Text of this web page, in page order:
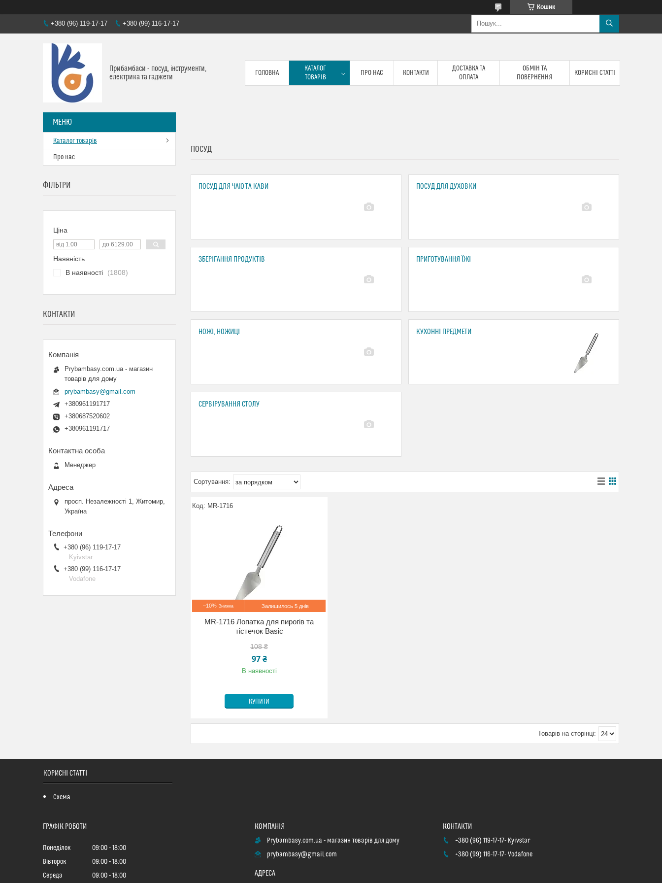
Кошик
+380 (96) 119-17-17 +380 (99) 116-17-17
Прибамбаси - посуд, інструменти,
електрика та гаджети
ГОЛОВНА
КАТАЛОГ
ТОВАРІВ
ПРО НАС КОНТАКТИ
ДОСТАВКА ТА
ОПЛАТА
ОБМІН ТА
ПОВЕРНЕННЯ
КОРИСНІ СТАТТІ
ПОСУД
ПОСУД ДЛЯ ЧАЮ ТА КАВИ ПОСУД ДЛЯ ДУХОВКИ
ЗБЕРІГАННЯ ПРОДУКТІВ ПРИГОТУВАННЯ ЇЖІ
НОЖІ, НОЖИЦІ КУХОННІ ПРЕДМЕТИ
СЕРВІРУВАННЯ СТОЛУ
MR-1716
–10% Залишилось 5 днів
MR-1716 Лопатка для пирогів та
тістечок Basic
108 ₴
97 ₴
В наявності
КУПИТИ
Каталог товарів
Про нас
ФІЛЬТРИ
Ціна
Наявність
В наявності
1808
КОНТАКТИ
Prybambasy.com.ua - магазин
товарів для дому
prybambasy@gmail.com
+380961191717
+380687520602
+380961191717
Менеджер
просп. Незалежності 1, Житомир,
Україна
+380 (96) 119-17-17
Kyivstar
+380 (99) 116-17-17
Vodafone
КОРИСНІ СТАТТІ
Схема
ГРАФІК РОБОТИ
Понеділок 09:00
18:00
Вівторок
09:00
18:00
Середа
09:00 18:00
Prybambasy.com.ua - магазин товарів для дому
prybambasy@gmail.com
+380 (96) 119-17-17 Kyivstar
+380 (99) 116-17-17 Vodafone